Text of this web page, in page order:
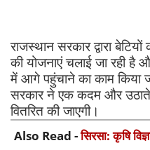
राजस्थान सरकार द्वारा
की योजनाएं चलाई जा रही है
में आगे पहुंचाने का काम किया
सरकार ने एक कदम और उठाते
वितरित की जाएगी।
Also Read -सिरसा: कृषि